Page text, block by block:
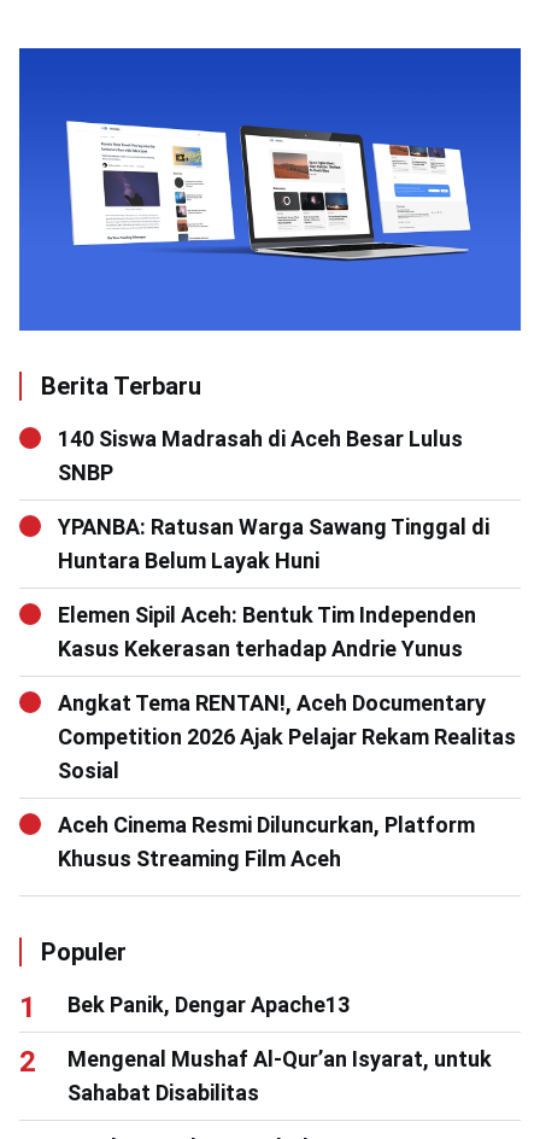
Berita Terbaru
140 Siswa Madrasah di Aceh Besar Lulus
SNBP
YPANBA: Ratusan Warga Sawang Tinggal di
Huntara Belum Layak Huni
Elemen Sipil Aceh: Bentuk Tim Independen
Kasus Kekerasan terhadap Andrie Yunus
Angkat Tema RENTAN!, Aceh Documentary
Competition 2026 Ajak Pelajar Rekam Realitas
Sosial
Aceh Cinema Resmi Diluncurkan, Platform
Khusus Streaming Film Aceh
Populer
Bek Panik, Dengar Apache13
Mengenal Mushaf Al-Qur’an Isyarat, untuk
Sahabat Disabilitas